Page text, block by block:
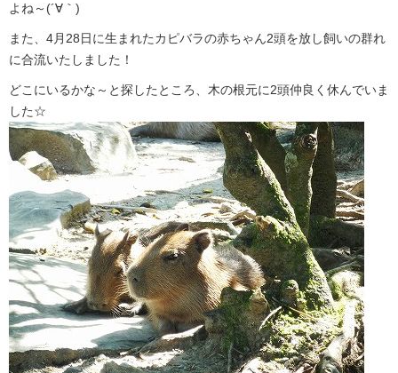
よね～(´∀｀)
また、4月28日に生まれたカピバラの赤ちゃん2頭を放し飼いの群れ
に合流いたしました！
どこにいるかな～と探したところ、木の根元に2頭仲良く休んでいま
した☆